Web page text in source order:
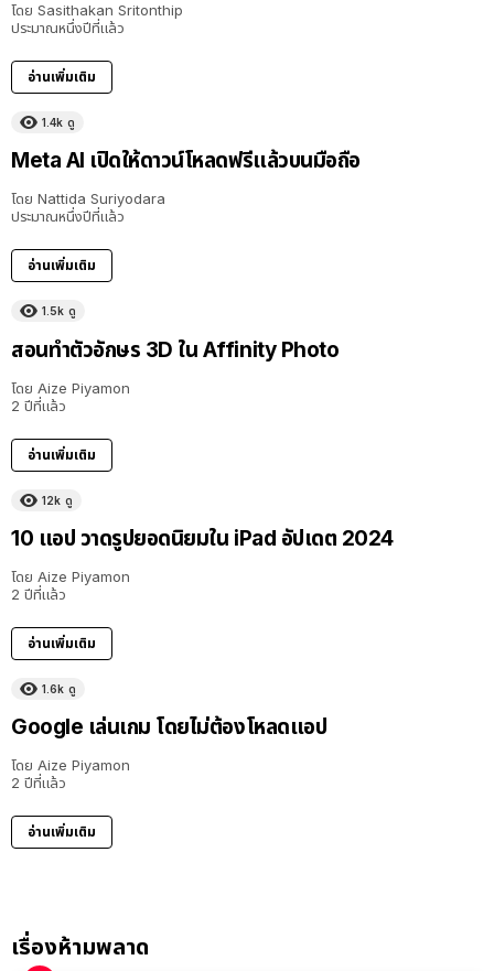
โดย Sasithakan Sritonthip
ประมาณหนึ่งปีที่แล้ว
อ่านเพิ่มเติม
1.4k ดู
Meta AI เปิดให้ดาวน์โหลดฟรีแล้วบนมือถือ
โดย Nattida Suriyodara
ประมาณหนึ่งปีที่แล้ว
อ่านเพิ่มเติม
1.5k ดู
สอนทำตัวอักษร 3D ใน Affinity Photo
โดย Aize Piyamon
2 ปีที่แล้ว
อ่านเพิ่มเติม
12k ดู
10 แอป วาดรูปยอดนิยมใน iPad อัปเดต 2024
โดย Aize Piyamon
2 ปีที่แล้ว
อ่านเพิ่มเติม
1.6k ดู
Google เล่นเกม โดยไม่ต้องโหลดแอป
โดย Aize Piyamon
2 ปีที่แล้ว
อ่านเพิ่มเติม
เรื่องห้ามพลาด